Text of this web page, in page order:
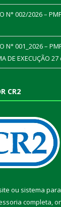
N° 002/2026 –
N° 001_2026 –
DE EXECUÇÃO 27
CR2
ou sistema
completa,